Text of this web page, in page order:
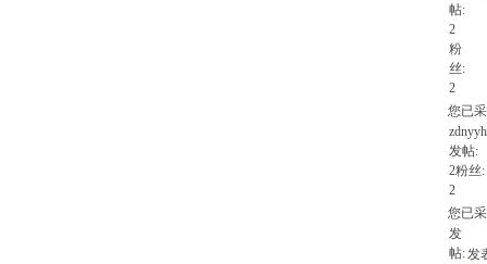
帖:
2
粉
丝:
2
您已
zdnyyh
发帖:
2粉丝:
2
您已
发
帖:发